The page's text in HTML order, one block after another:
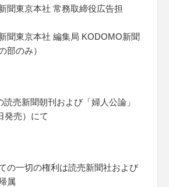
聞東京本社 常務取締役広告担
聞東京本社 編集局 KODOMO新聞
部のみ）
読売新聞朝刊および「婦人公論」
発売）にて
の一切の権利は読売新聞社および
属